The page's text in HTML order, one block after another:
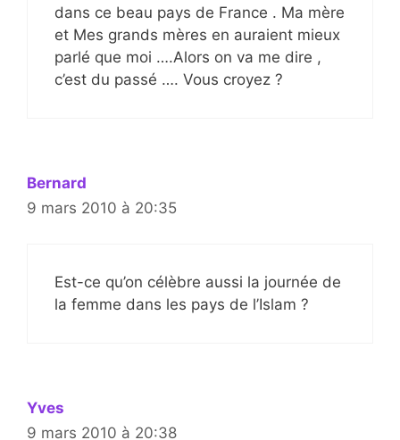
dans ce beau pays de France . Ma mère
et Mes grands mères en auraient mieux
parlé que moi ….Alors on va me dire ,
c’est du passé …. Vous croyez ?
Bernard
9 mars 2010 à 20:35
Est-ce qu’on célèbre aussi la journée de
la femme dans les pays de l’Islam ?
Yves
9 mars 2010 à 20:38